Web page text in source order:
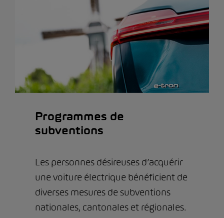
Programmes de
subventions
Les personnes désireuses d’acquérir
une voiture électrique bénéficient de
diverses mesures de subventions
nationales, cantonales et régionales.